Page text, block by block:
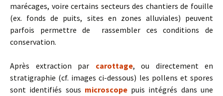
marécages, voire certains secteurs des chantiers de fouille
(ex. fonds de puits, sites en zones alluviales) peuvent
parfois permettre de rassembler ces conditions de
conservation.
Après extraction par carottage, ou directement en
stratigraphie (cf. images ci-dessous) les pollens et spores
sont identifiés sous microscopepuis intégrés dans une